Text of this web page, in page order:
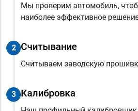
Мы проверим автомобиль,
наиболее эффективное
2 Считывание
Считываем заводскую
3 Калибровка